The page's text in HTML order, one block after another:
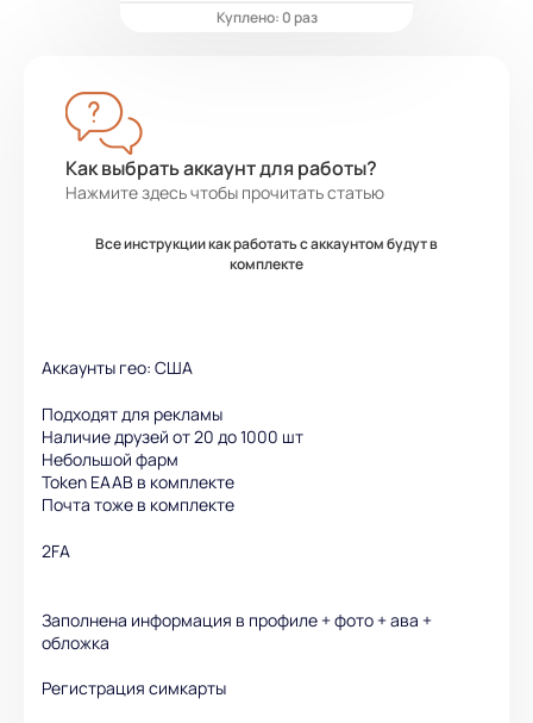
Куплено: 0 раз
Как выбрать аккаунт для работы?
Нажмите здесь чтобы прочитать статью
Все инструкции как работать с аккаунтом будут в
комплекте
Аккаунты гео: США
Подходят для рекламы
Наличие друзей от 20 до 1000 шт
Небольшой фарм
Token EAAB в комплекте
Почта тоже в комплекте
2FA
Заполнена информация в профиле + фото + ава +
обложка
Регистрация симкарты